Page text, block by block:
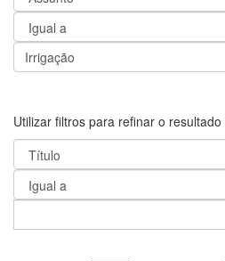
Utilizar filtros para refinar o